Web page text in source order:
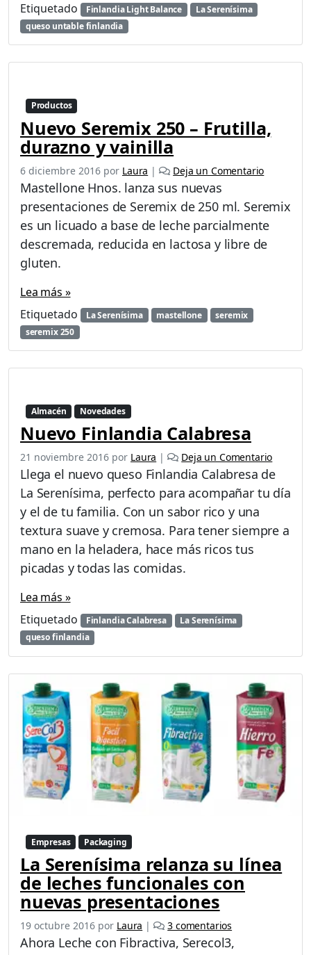
Etiquetado
Finlandia Light Balance
La Serenísima
queso untable finlandia
Productos
Nuevo Seremix 250 – Frutilla,
durazno y vainilla
6 diciembre 2016 por Laura | Deja un Comentario
Mastellone Hnos. lanza sus nuevas
presentaciones de Seremix de 250 ml. Seremix
es un licuado a base de leche parcialmente
descremada, reducida en lactosa y libre de
gluten.
Lea más »
Etiquetado
La Serenísima mastellone
seremix
seremix 250
Almacén Novedades
Nuevo Finlandia Calabresa
21 noviembre 2016 por Laura | Deja un Comentario
Llega el nuevo queso Finlandia Calabresa de
La Serenísima, perfecto para acompañar tu día
y el de tu familia. Con un sabor rico y una
textura suave y cremosa. Para tener siempre a
mano en la heladera, hace más ricos tus
picadas y todas las comidas.
Lea más »
Etiquetado
Finlandia Calabresa
La Serenísima
queso finlandia
Empresas Packaging
La Serenísima relanza su línea
de leches funcionales con
nuevas presentaciones
19 octubre 2016 por Laura | 3 comentarios
Ahora Leche con Fibractiva, Serecol3,